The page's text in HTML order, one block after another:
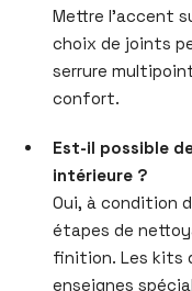
Mettre l’accent
choix de joints
serrure
confort.
Est-il possible
intérieure ?
Oui, à condition
étapes de
finition. Les kits
enseignes